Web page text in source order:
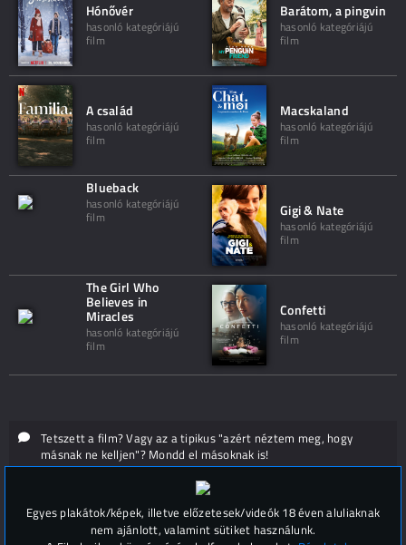
Hónővér
hasonló kategóriájú
film
Barátom, a pingvin
hasonló kategóriájú
film
A család
hasonló kategóriájú
film
Macskaland
hasonló kategóriájú
film
Blueback
hasonló kategóriájú
film Gigi & Nate
hasonló kategóriájú
film
The Girl Who
Believes in
Miracles
hasonló kategóriájú
film
Confetti
hasonló kategóriájú
film
Tetszett a film? Vagy az a tipikus "azért néztem meg, hogy
másnak ne kelljen"? Mondd el másoknak is!
Hozzászólások (
Egyes plakátok/képek, illetve előzetesek/videók 18 éven aluliaknak
nem ajánlott, valamint sütiket használunk.